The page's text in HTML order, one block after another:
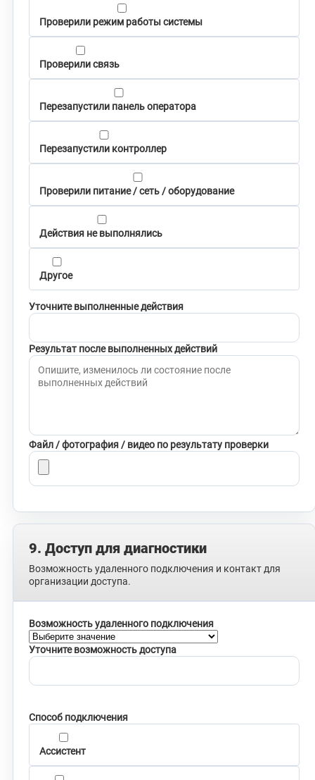
Проверили режим работы системы
Проверили связь
Перезапустили панель оператора
Перезапустили контроллер
Проверили питание / сеть / оборудование
Действия не выполнялись
Другое
Уточните выполненные действия
Результат после выполненных действий
Файл / фотография / видео по результату проверки
9. Доступ для диагностики
Возможность удаленного подключения и контакт для
организации доступа.
Возможность удаленного подключения
Уточните возможность доступа
Способ подключения
Ассистент